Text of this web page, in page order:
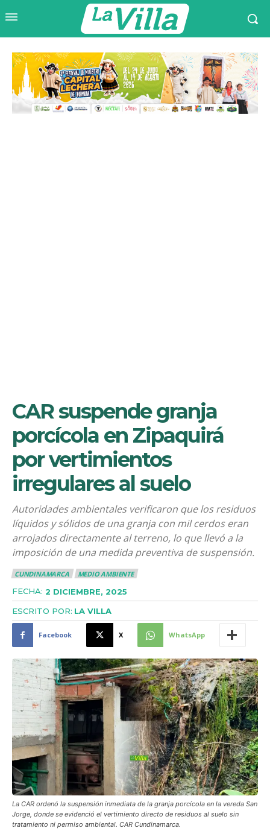
CAR suspende granja
porcícola en Zipaquirá
por vertimientos
irregulares al suelo
Autoridades ambientales verificaron que los residuos
líquidos y sólidos de una granja con mil cerdos eran
arrojados directamente al terreno, lo que llevó a la
imposición de una medida preventiva de suspensión.
CUNDINAMARCA MEDIO AMBIENTE
FECHA: 2 DICIEMBRE, 2025
ESCRITO POR: LA VILLA
Facebook X WhatsApp
La CAR ordenó la suspensión inmediata de la granja porcícola en la vereda San
Jorge, donde se evidenció el vertimiento directo de residuos al suelo sin
tratamiento ni permiso ambiental. CAR Cundinamarca.